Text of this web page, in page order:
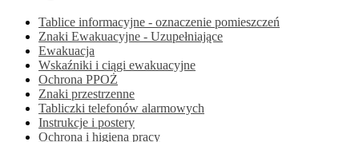
Tablice informacyjne - oznaczenie pomieszczeń
Znaki Ewakuacyjne - Uzupełniające
Ewakuacja
Wskaźniki i ciągi ewakuacyjne
Ochrona PPOŻ
Znaki przestrzenne
Tabliczki telefonów alarmowych
Instrukcje i postery
Ochrona i higiena pracy